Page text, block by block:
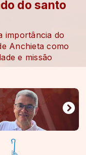
do santo
importância do
Anchieta como
e missão